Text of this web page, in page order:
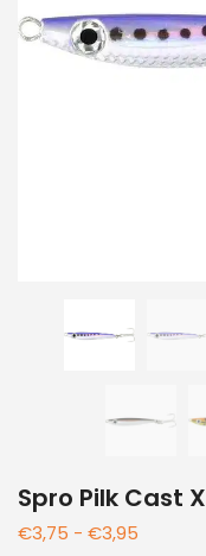
Spro Pilk Cast X
€3,75 - €3,95